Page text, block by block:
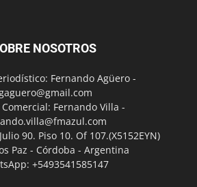
NOSOTROS
Fernando Agüero -
Fernando Villa -
90. Piso 10. Of 107.(X5152EYN)
Paz - Córdoba - Argentina
+5493541585147